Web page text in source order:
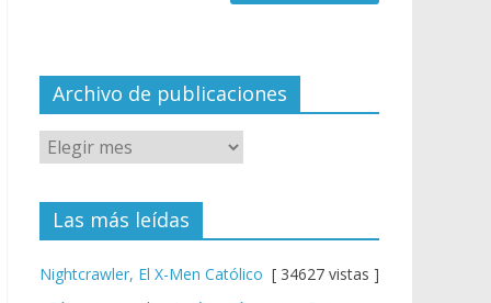
el
Archivo de publicaciones
Las más leídas
Nightcrawler, El X-Men Católico [ 34627 vistas ]